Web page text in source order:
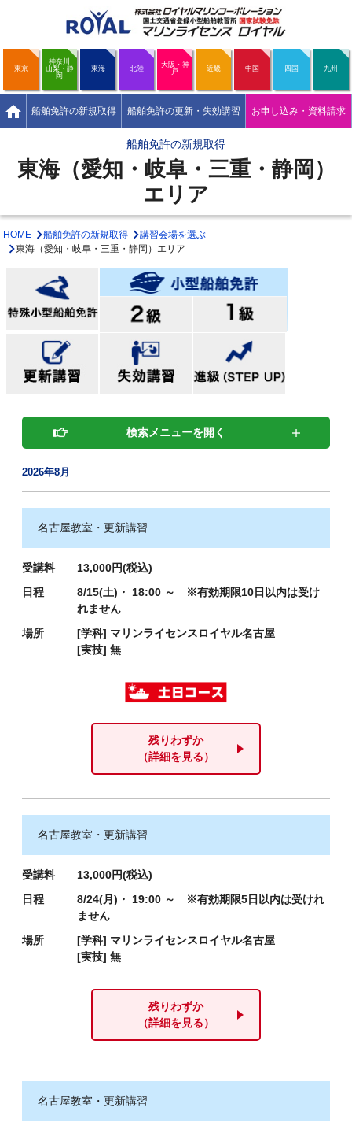
東京
神奈川
山梨・静
岡
東海 北陸
大阪・神
戸
近畿 中国 四国 九州
home 船舶免許の新規取得 船舶免許の更新・失効講習 お申し込み・資料請求
船舶免許の新規取得
東海（愛知・岐阜・三重・静岡）
エリア
HOME 船舶免許の新規取得
講習会場を選ぶ
東海（愛知・岐阜・三重・静岡）エリア
検索メニューを開く
2026年8月
名古屋教室・更新講習
受講料
13,000円(税込)
日程
8/15(土)・ 18:00 ～ ※有効期限10日以内は受け
れません
場所
[学科] マリンライセンスロイヤル名古屋
[実技] 無
残りわずか
（詳細を見る）
名古屋教室・更新講習
受講料
13,000円(税込)
日程
8/24(月)・ 19:00 ～ ※有効期限5日以内は受けれ
ません
場所
[学科] マリンライセンスロイヤル名古屋
[実技] 無
残りわずか
（詳細を見る）
名古屋教室・更新講習